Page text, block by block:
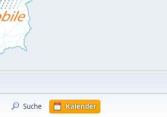
Suche Kalender